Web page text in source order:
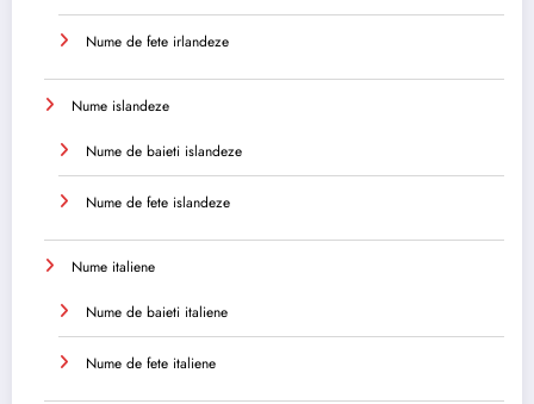
Nume de fete irlandeze
Nume islandeze
Nume de baieti islandeze
Nume de fete islandeze
Nume italiene
Nume de baieti italiene
Nume de fete italiene